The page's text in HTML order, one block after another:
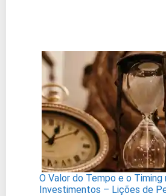
O Valor do Tempo e o
Investimentos – Lições de